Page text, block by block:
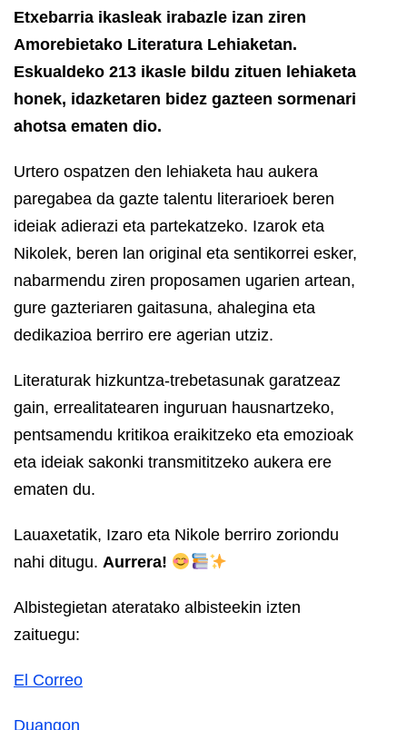
Etxebarria ikasleak irabazle izan ziren
Amorebietako Literatura Lehiaketan.
Eskualdeko 213 ikasle bildu zituen lehiaketa
honek, idazketaren bidez gazteen sormenari
ahotsa ematen dio.
Urtero ospatzen den lehiaketa hau aukera
paregabea da gazte talentu literarioek beren
ideiak adierazi eta partekatzeko. Izarok eta
Nikolek, beren lan original eta sentikorrei esker,
nabarmendu ziren proposamen ugarien artean,
gure gazteriaren gaitasuna, ahalegina eta
dedikazioa berriro ere agerian utziz.
Literaturak hizkuntza-trebetasunak garatzeaz
gain, errealitatearen inguruan hausnartzeko,
pentsamendu kritikoa eraikitzeko eta emozioak
eta ideiak sakonki transmititzeko aukera ere
ematen du.
Lauaxetatik, Izaro eta Nikole berriro zoriondu
nahi ditugu. Aurrera!
Albistegietan ateratako albisteekin izten
zaituegu:
El Correo
Duangon